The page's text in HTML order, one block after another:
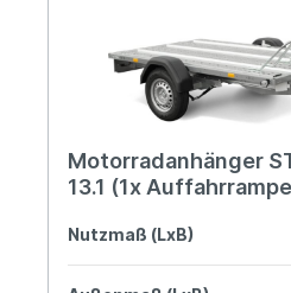
Motorradanhänger
13.1 (1x
Nutzmaß (LxB)